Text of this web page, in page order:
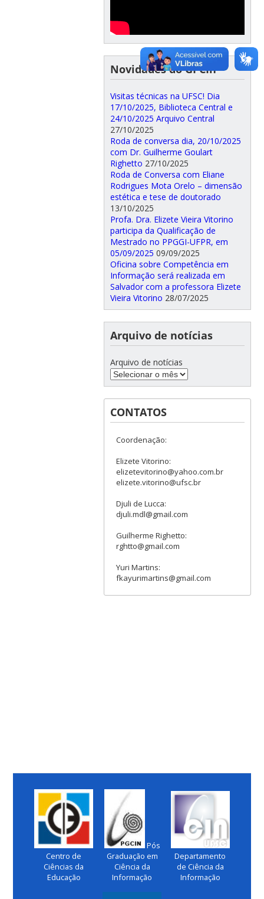
Novidades do GPCIn
Visitas técnicas na UFSC! Dia
17/10/2025, Biblioteca Central e
24/10/2025 Arquivo Central
27/10/2025
Roda de conversa dia, 20/10/2025
com Dr. Guilherme Goulart
Righetto 27/10/2025
Roda de Conversa com Eliane
Rodrigues Mota Orelo – dimensão
estética e tese de doutorado
13/10/2025
Profa. Dra. Elizete Vieira Vitorino
participa da Qualificação de
Mestrado no PPGGI-UFPR, em
05/09/2025 09/09/2025
Oficina sobre Competência em
Informação será realizada em
Salvador com a professora Elizete
Vieira Vitorino 28/07/2025
Arquivo de notícias
Arquivo de notícias
CONTATOS
Coordenação:
Elizete Vitorino:
elizetevitorino@yahoo.com.br
elizete.vitorino@ufsc.br
Djuli de Lucca:
djuli.mdl@gmail.com
Guilherme Righetto:
rghtto@gmail.com
Yuri Martins:
fkayurimartins@gmail.com
Centro de
Ciências da
Educação
Pós
Graduação em
Ciência da
Informação
Departamento
de Ciência da
Informação